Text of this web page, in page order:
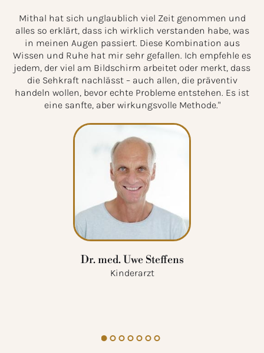
Mithal hat sich unglaublich viel Zeit genommen und
alles so erklärt, dass ich wirklich verstanden habe, was
in meinen Augen passiert. Diese Kombination aus
Wissen und Ruhe hat mir sehr gefallen. Ich empfehle es
jedem, der viel am Bildschirm arbeitet oder merkt, dass
die Sehkraft nachlässt – auch allen, die präventiv
handeln wollen, bevor echte Probleme entstehen. Es ist
eine sanfte, aber wirkungsvolle Methode."
Dr. med. Uwe Steffens
Kinderarzt